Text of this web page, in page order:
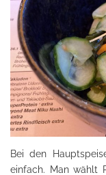
Bei den
einfach. Man wählt